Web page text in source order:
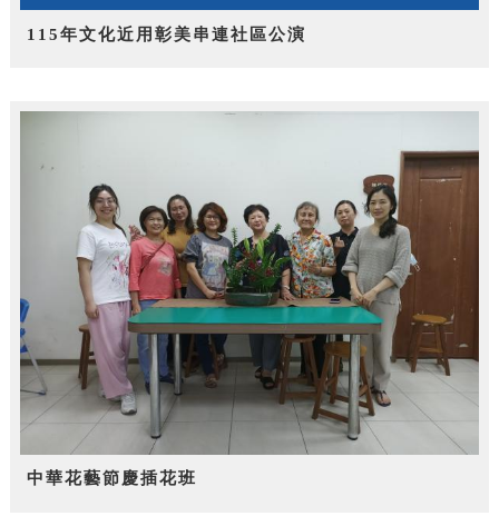
115年文化近用彰美串連社區公演
中華花藝節慶插花班